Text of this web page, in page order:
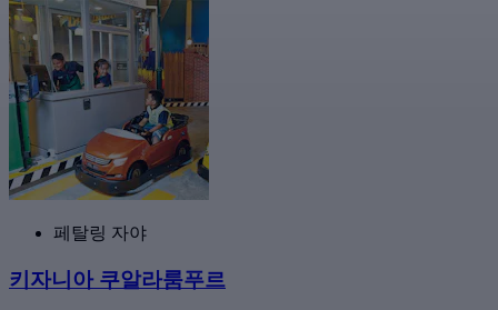
페탈링 자야
키자니아 쿠알라룸푸르